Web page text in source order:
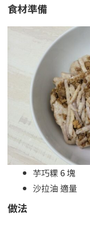
食材準備
芋巧粿 6 塊
沙拉油 適量
做法